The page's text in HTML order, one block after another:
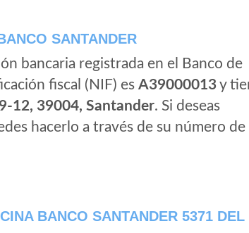
SANTANDER
bancaria registrada en el Banco de
fiscal (NIF) es A39000013y
12, 39004, Santander. Si deseas
hacerlo a través de su número de
BANCO SANTANDER 5371 DEL